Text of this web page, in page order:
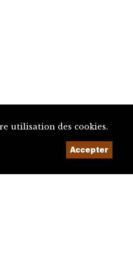
utilisation des cookies.
Accepter